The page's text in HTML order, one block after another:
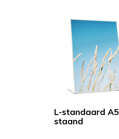
L-standaard A5
staand